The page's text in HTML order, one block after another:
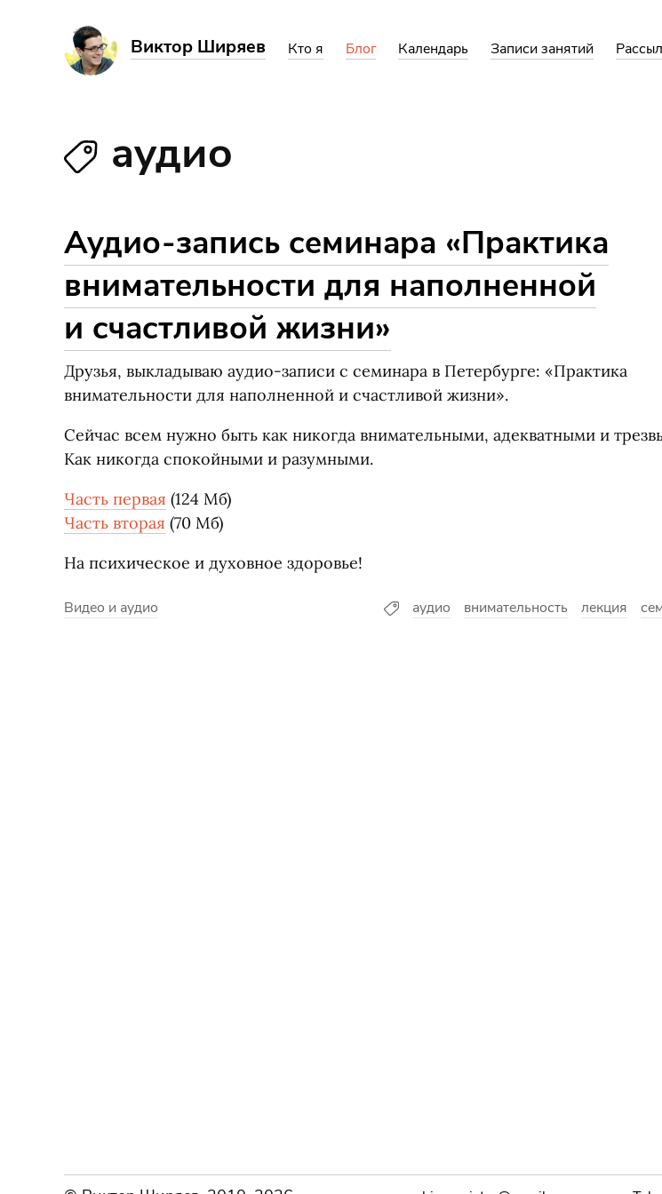
Виктор Ширяев Кто я Блог Календарь Записи занятий
аудио
Аудио-запись семинара «Практика
внимательности для наполненной
и счастливой жизни»
Друзья, выкладываю аудио-записи с семинара в Петербурге: «Практика
внимательности для наполненной и счастливой жизни».
Сейчас всем нужно быть как никогда внимательными, адекватными и
Как никогда спокойными и разумными.
Часть первая (124 Мб)
Часть вторая (70 Мб)
На психическое и духовное здоровье!
Видео и аудио аудио внимательность лекция